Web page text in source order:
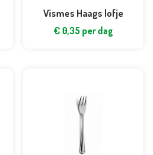
Vismes Haags lofje
€ 0,35 per dag